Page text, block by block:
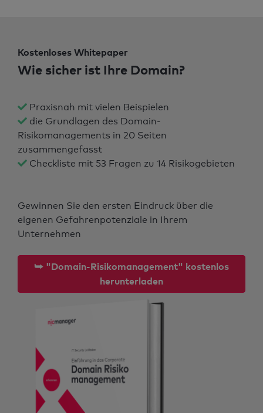
Kostenloses Whitepaper
Wie sicher ist Ihre Domain?
Praxisnah mit vielen Beispielen
die Grundlagen des Domain-
Risikomanagements in 20 Seiten
zusammengefasst
Checkliste mit 53 Fragen zu 14 Risikogebieten
Gewinnen Sie den ersten Eindruck über die
eigenen Gefahrenpotenziale in Ihrem
Unternehmen
⮩ "Domain-Risikomanagement" kostenlos
herunterladen